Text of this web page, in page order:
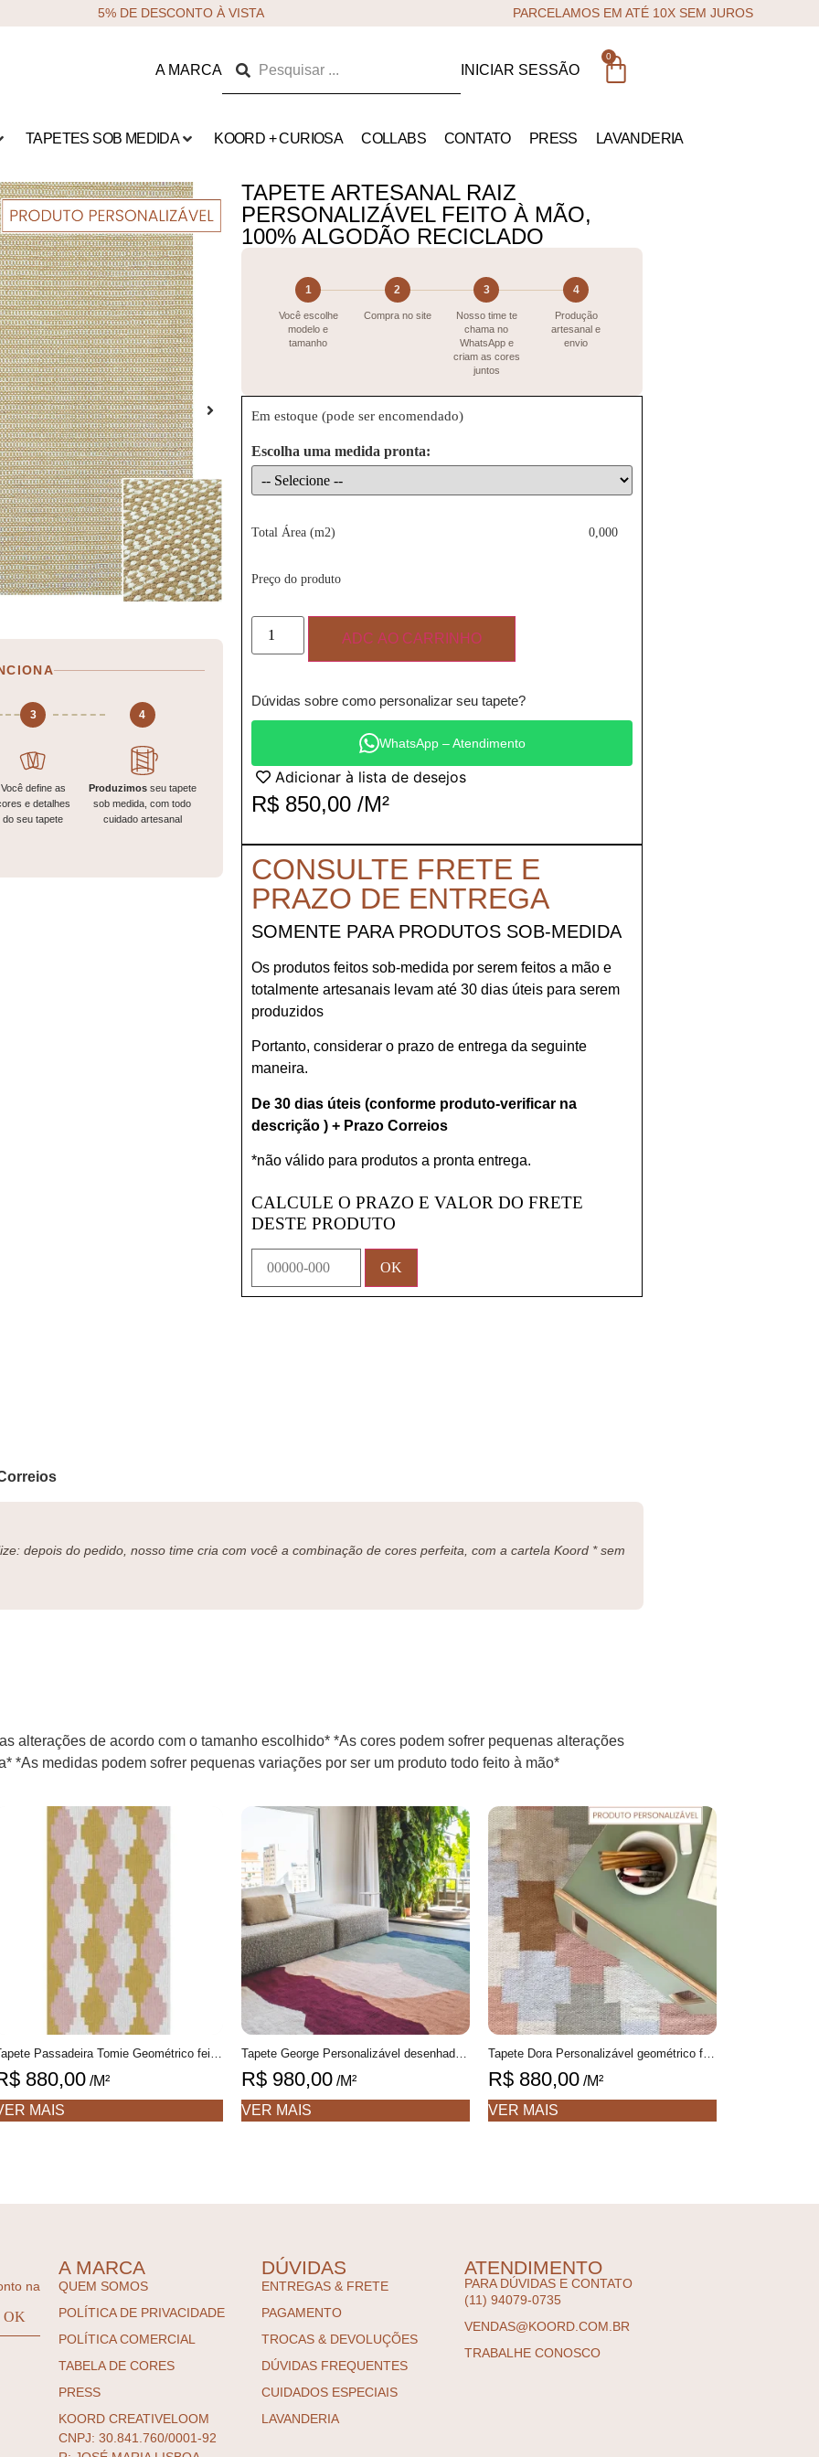
5% DE DESCONTO À VISTA PARCELAMOS EM ATÉ 10X SEM JUROS
A MARCA INICIAR SESSÃO
0
TAPETES SOB MEDIDA KOORD + CURIOSA COLLABS CONTATO PRESS LAVANDERIA
3
Você define as
e detalhes
do seu tapete
4
Produzimosseu tapete
sob medida, com todo
cuidado artesanal
TAPETE ARTESANAL RAIZ
PERSONALIZÁVEL FEITO À MÃO,
100% ALGODÃO RECICLADO
1
Você escolhe
modelo e
tamanho
2
Compra no site
3
Nosso time te
chama no
WhatsApp e
criam as cores
juntos
4
Produção
artesanal e
envio
Em estoque (pode ser encomendado)
Escolha uma medida pronta:
Total Área (m2) 0,000
Preço do produto
ADC AO CARRINHO
Dúvidas sobre como personalizar seu tapete?
WhatsApp – Atendimento
Adicionar à lista de desejos
R$ 850,00 /M²
CONSULTE FRETE E
PRAZO DE ENTREGA
SOMENTE PARA PRODUTOS SOB-MEDIDA
Os produtos feitos sob-medida por serem feitos a mão e
totalmente artesanais levam até 30 dias úteis para serem
produzidos
Portanto, considerar o prazo de entrega da seguinte
maneira.
De 30 dias úteis (conforme produto-verificar na
descrição ) + Prazo Correios
*não válido para produtos a pronta entrega.
CALCULE O PRAZO E VALOR DO FRETE
DESTE PRODUTO
depois do pedido, nosso time cria com você a combinação de cores perfeita, com a cartela Koord * sem
alterações de acordo com o tamanho escolhido* *As cores podem sofrer pequenas alterações
*As medidas podem sofrer pequenas variações por ser um produto todo feito à mão*
880,00 /M²
MAIS
R$ 980,00 /M²
VER MAIS
R$ 880,00 /M²
VER MAIS
na
A MARCA
QUEM SOMOS
POLÍTICA DE PRIVACIDADE
POLÍTICA COMERCIAL
TABELA DE CORES
PRESS
KOORD CREATIVELOOM
CNPJ: 30.841.760/0001-92
DÚVIDAS
ENTREGAS & FRETE
PAGAMENTO
TROCAS & DEVOLUÇÕES
DÚVIDAS FREQUENTES
CUIDADOS ESPECIAIS
LAVANDERIA
ATENDIMENTO
PARA DÚVIDAS E CONTATO
(11) 94079-0735
VENDAS@KOORD.COM.BR
TRABALHE CONOSCO